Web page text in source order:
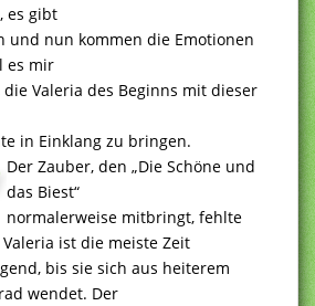
es gibt
und nun kommen die Emotionen
es mir
Valeria des Beginns mit dieser
in Einklang zu bringen.
Der Zauber, den „Die Schöne und
das Biest“
normalerweise mitbringt, fehlte
ist die meiste Zeit
bis sie sich aus heiterem
wendet. Der